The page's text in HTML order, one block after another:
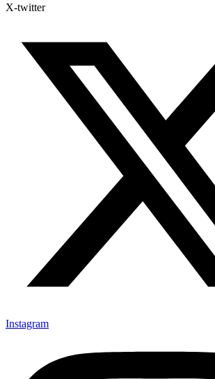
X-twitter
Instagram